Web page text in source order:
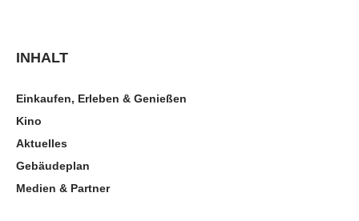
INHALT
Einkaufen, Erleben & Genießen
Kino
Aktuelles
Gebäudeplan
Medien & Partner